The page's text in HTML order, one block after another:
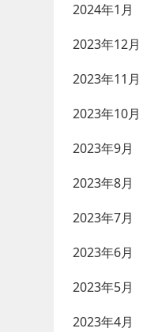
2024年1月
2023年12月
2023年11月
2023年10月
2023年9月
2023年8月
2023年7月
2023年6月
2023年5月
2023年4月